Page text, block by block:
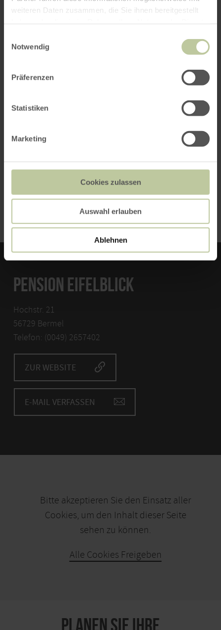
weiteren Daten zusammen, die Sie ihnen bereitgestellt
Notwendig
Präferenzen
Statistiken
Marketing
Cookies zulassen
Auswahl erlauben
Ablehnen
SUCHEN
PENSION EIFELBLICK
Hochstr. 21
56729 Bermel
Telefon: (0049) 2657402
ZUR WEBSITE
E-MAIL VERFASSEN
Bitte akzeptieren Sie den Einsatz aller
Cookies, um den Inhalt dieser Seite
sehen zu können.
Alle Cookies Freigeben
PLANEN SIE IHRE